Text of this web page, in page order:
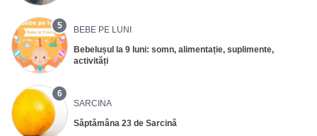
5
BEBE PE LUNI
Bebelușul la 9 luni: somn, alimentație, suplimente,
activități
6
SARCINA
Săptămâna 23 de Sarcină